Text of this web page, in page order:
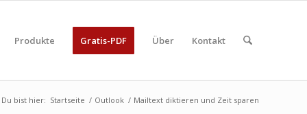
Produkte Gratis-PDF Über Kontakt
Du bist hier: Startseite / Outlook / Mailtext diktieren und Zeit sparen